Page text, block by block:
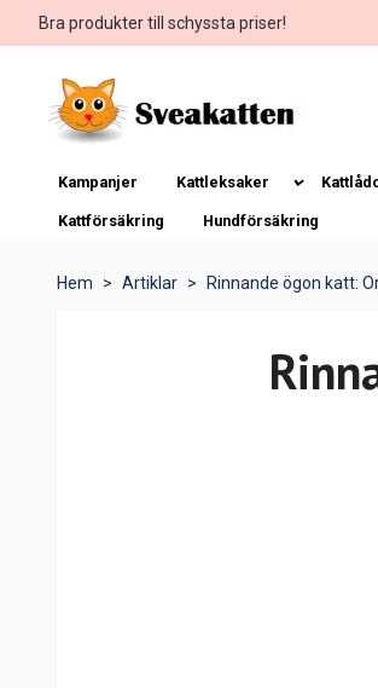
Bra produkter till schyssta priser!
Kampanjer Kattleksaker
Kattförsäkring Hundförsäkring
Hem Artiklar Rinnande ögon katt: